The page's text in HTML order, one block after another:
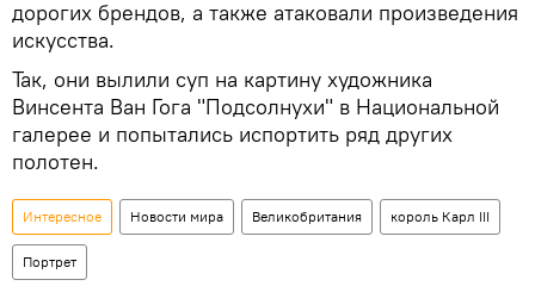
дорогих брендов, а также атаковали произведения
искусства.
Так, они вылили суп на картину художника
Винсента Ван Гога "Подсолнухи" в Национальной
галерее и попытались испортить ряд других
полотен.
Интересное Новости мира Великобритания король Карл III
Портрет